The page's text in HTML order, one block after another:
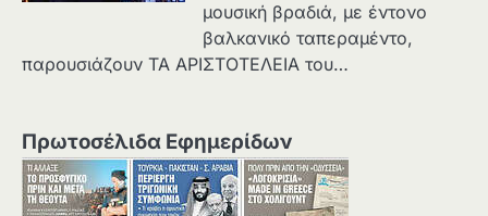
μουσική βραδιά, με έντονο
βαλκανικό ταπεραμέντο,
παρουσιάζουν ΤΑ ΑΡΙΣΤΟΤΕΛΕΙΑ του…
Πρωτοσέλιδα Εφημερίδων